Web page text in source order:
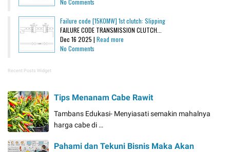
No Comments
Failure code [15K0MW] 1st clutch: Slipping
FAILURE CODE TRANSMISSION CLUTCH...
Dec 16 2025 | Read more
No Comments
Recent Posts Widget
Tips Menanam Cabe Rawit
Tambans Edukasi- Menyiasati semakin mahalnya
harga cabe di …
Pahami dan Tekuni Bisnis Maka Akan